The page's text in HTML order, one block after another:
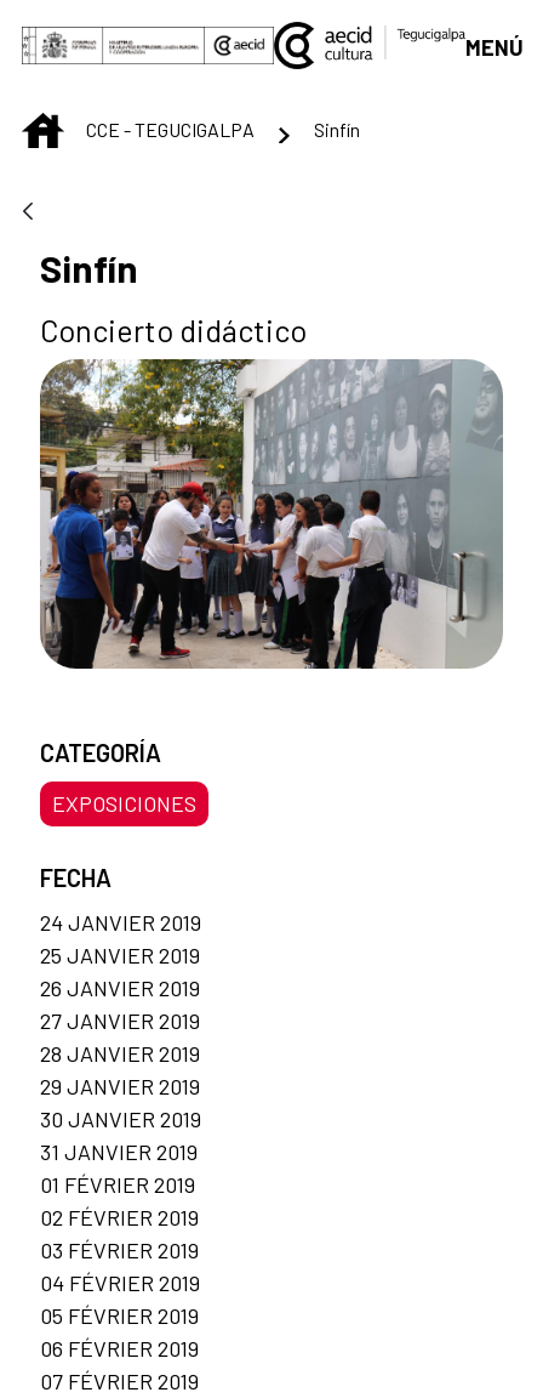
Saut au contenu principal
MENÚ
INICIOCCE - TEGUCIGALPA Sinfín
Sinfín
Concierto didáctico
CATEGORÍA
EXPOSICIONES
FECHA
24 JANVIER 2019
25 JANVIER 2019
26 JANVIER 2019
27 JANVIER 2019
28 JANVIER 2019
29 JANVIER 2019
30 JANVIER 2019
31 JANVIER 2019
01 FÉVRIER 2019
02 FÉVRIER 2019
03 FÉVRIER 2019
04 FÉVRIER 2019
05 FÉVRIER 2019
06 FÉVRIER 2019
07 FÉVRIER 2019